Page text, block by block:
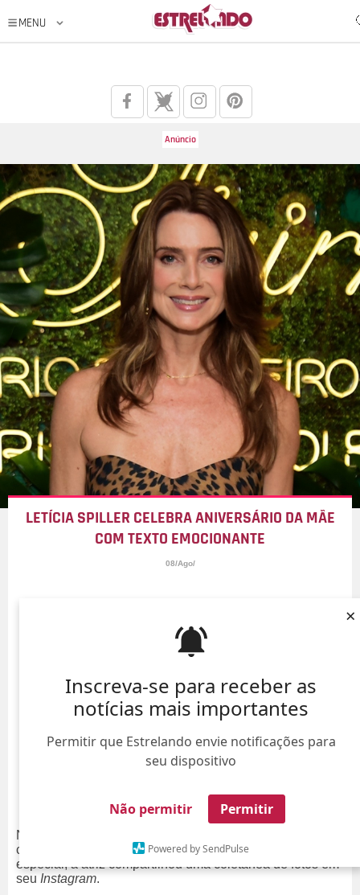
Inscreva-se para receber as
notícias mais importantes
Permitir que Estrelando envie notificações para
seu dispositivo
Não permitir Permitir
Powered by SendPulse
×
LETÍCIA SPILLER CELEBRA ANIVERSÁRIO DA MÃE
COM TEXTO EMOCIONANTE
08/Ago/
Nesta terça-feira, dia 02, a mãe de Letícia Spiller está
completando 94 anos de idade. Para celebrar a data
especial, a atriz compartilhou uma coletânea de fotos em
seu Instagram.